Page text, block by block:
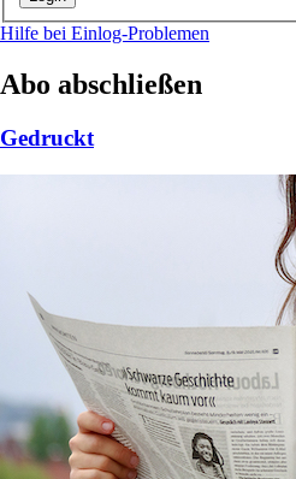
Hilfe bei Einlog-Problemen
Abo abschließen
Gedruckt